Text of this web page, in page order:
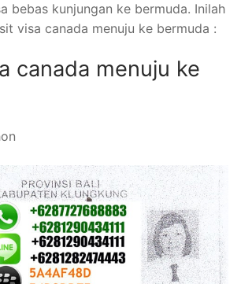
bebas kunjungan ke bermuda. Inilah
visa canada menuju ke bermuda :
canada menuju ke